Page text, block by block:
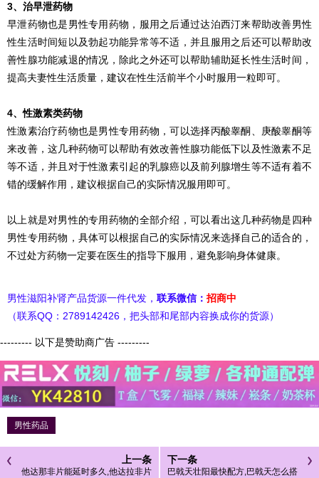
3、治早泄药物
早泄药物也是男性专用药物，服用之后通过达泊西汀来帮助改善男性
性生活时间短以及勃起功能异常等不适，并且服用之后还可以帮助改
善性腺功能减退的情况，除此之外还可以帮助辅助延长性生活时间，
提高夫妻性生活质量，建议在性生活前半个小时服用一粒即可。
4、性激素类药物
性激素治疗药物也是男性专用药物，可以选择丙酸睾酮、庚酸睾酮等
来改善，这几种药物可以帮助有效改善性腺功能低下以及性激素不足
等不适，并且对于性激素引起的乳腺癌以及前列腺增生等不适有着不
错的缓解作用，建议根据自己的实际情况服用即可。
以上就是对男性的专用药物的全部介绍，可以看出这几种药物是四种
男性专用药物，具体可以根据自己的实际情况来选择自己的适合的，
不过处方药物一定要在医生的指导下服用，避免影响身体健康。
男性滋阳补肾产品货源一件代发， 联系微信： 招商中
（联系QQ：2789142426，把头部和尾部内容换成你的货源）
--------- 以下是赞助商广告 ---------
男性药品
上一条
他达那非片能延时多久,他达拉非片
下一条
巴戟天壮阳最快配方,巴戟天怎么搭